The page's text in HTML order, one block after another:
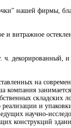
нашей фирмы,
и витражное
декорированный,
на
компания
складских
и
научно-
конструкций